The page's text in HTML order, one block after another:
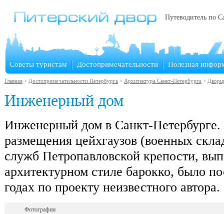
Путеводитель по
Советы туристам Достопримечательности Полезная
Главная > Достопримечательности Петербурга > Архитектура Санкт-Петербурга >
Инженерный дом
Инженерный дом в Санкт-Петербурге.
размещения цейхгаузов (военных
служб Петропавловской крепости,
архитектурном стиле барокко, было
годах по проекту неизвестного автора.
Фотографии